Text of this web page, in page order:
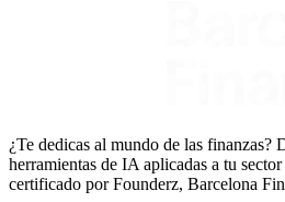
¿Te dedicas al mundo de las finanzas?
herramientas de IA aplicadas a tu
certificado por Founderz, Barcelona